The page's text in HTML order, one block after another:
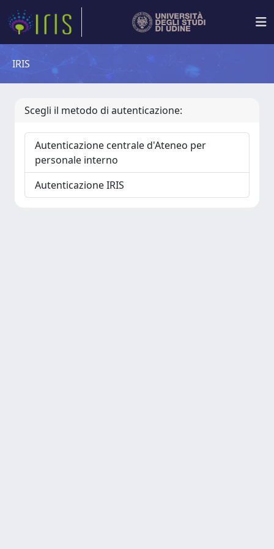
IRIS
Scegli il metodo di autenticazione:
Autenticazione centrale d'Ateneo per
personale interno
Autenticazione IRIS